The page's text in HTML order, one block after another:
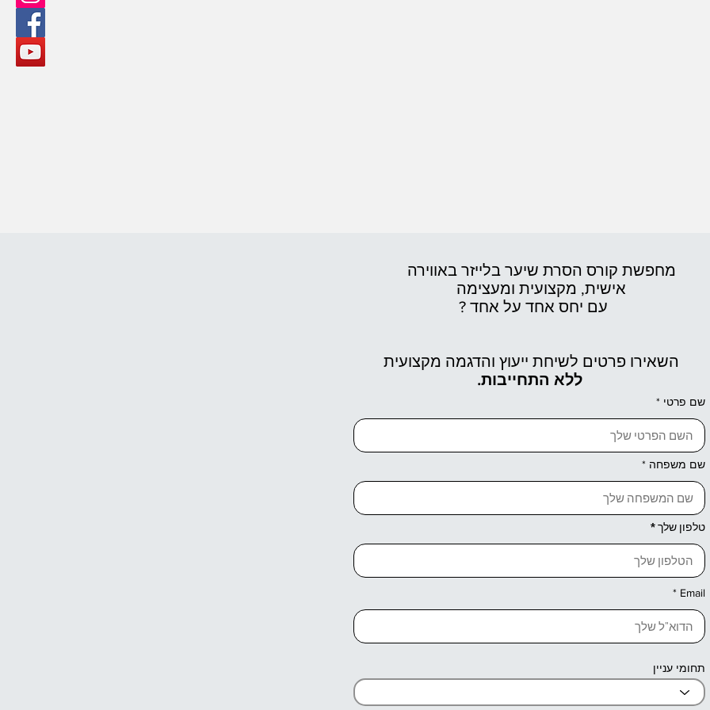
מחפשת קורס הסרת שיער בלייזר באווירה
אישית, מקצועית ומעצימה
עם יחס אחד על אחד ?
השאירו פרטים לשיחת ייעוץ והדגמה מקצועית
ללא התחייבות.
שם פרטי
שם משפחה
טלפון שלך
Email
תחומי עניין